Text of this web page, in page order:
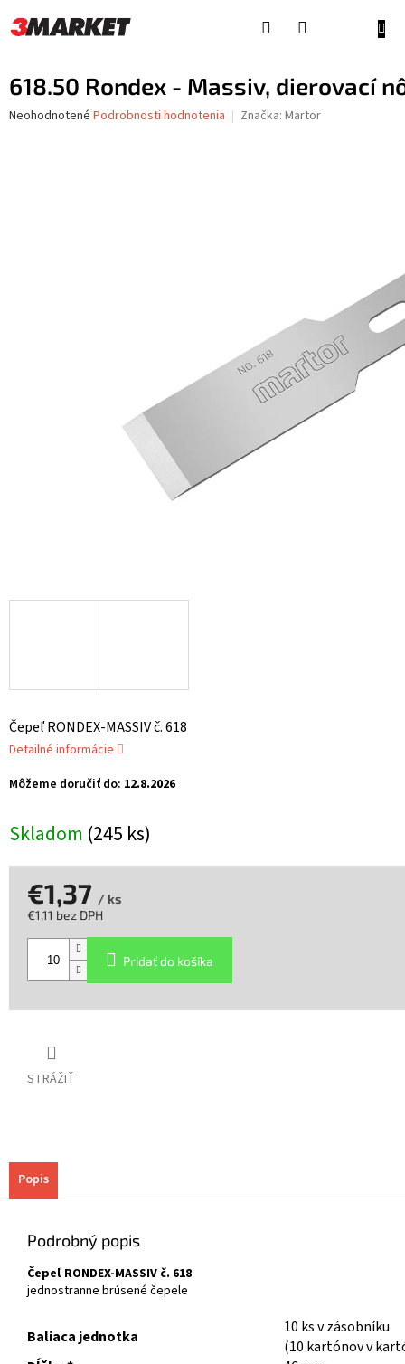
na
obsah
618.50 Rondex - Massiv, dierovací
Priemerné
Neohodnotené Podrobnosti hodnotenia Značka: Martor
Skladom (245 ks)
Môžeme doručiť do: 12.8.2026
Čepeľ RONDEX-MASSIV č. 618
Detailné informácie
STRÁŽIŤ
€1,37 / ks
€1,11 bez DPH
Pridať do košíka
Popis
Podrobný popis
Čepeľ RONDEX-MASSIV č. 618
jednostranne brúsené čepele
Baliaca jednotka
10 ks v zásobníku
(10 kartónov v